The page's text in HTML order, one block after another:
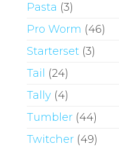
Pasta (3)
Pro Worm (46)
Starterset (3)
Tail
(24)
Tally (4)
Tumbler (44)
Twitcher (49)